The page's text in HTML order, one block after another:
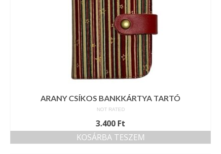
ARANY CSÍKOS BANKKÁRTYA TARTÓ
NOT RATED
3.400 Ft
KOSÁRBA TESZEM